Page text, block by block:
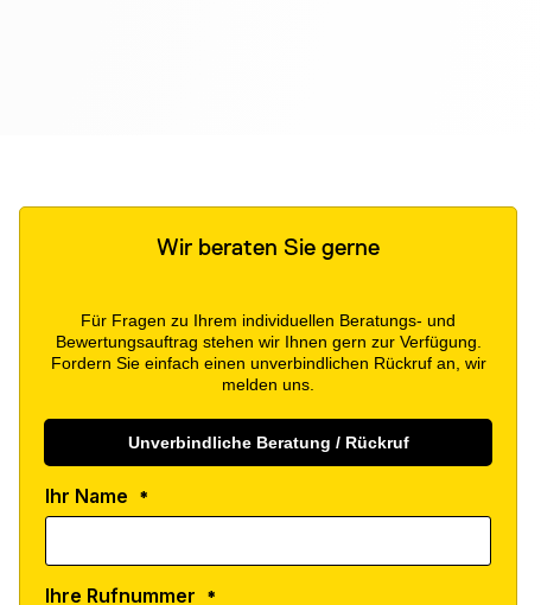
Wir beraten Sie gerne
Für Fragen zu Ihrem individuellen Beratungs- und
Bewertungsauftrag stehen wir Ihnen gern zur Verfügung.
Fordern Sie einfach einen unverbindlichen Rückruf an, wir
melden uns.
Unverbindliche Beratung / Rückruf